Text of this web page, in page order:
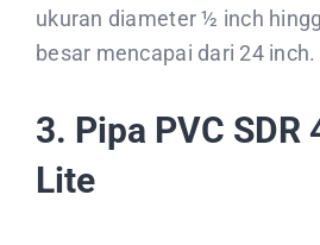
ukuran diameter ½ inch
besar mencapai dari 24 inch.
3. Pipa PVC SDR
Lite